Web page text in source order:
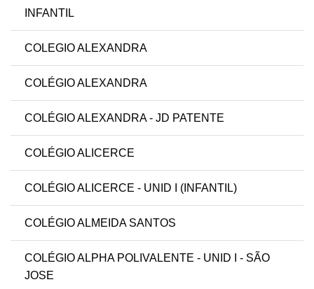
INFANTIL
COLEGIO ALEXANDRA
COLÉGIO ALEXANDRA
COLÉGIO ALEXANDRA - JD PATENTE
COLÉGIO ALICERCE
COLÉGIO ALICERCE - UNID I (INFANTIL)
COLÉGIO ALMEIDA SANTOS
COLÉGIO ALPHA POLIVALENTE - UNID I - SÃO
JOSE